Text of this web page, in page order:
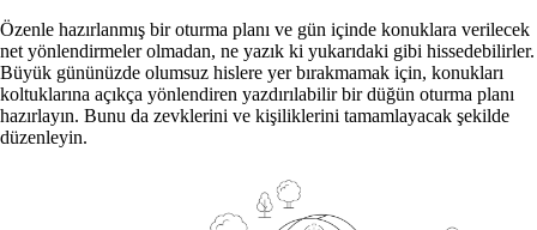
Özenle hazırlanmış bir oturma planı ve gün içinde konuklara verilecek
net yönlendirmeler olmadan, ne yazık ki yukarıdaki gibi hissedebilirler.
Büyük gününüzde olumsuz hislere yer bırakmamak için, konukları
koltuklarına açıkça yönlendiren yazdırılabilir bir düğün oturma planı
hazırlayın. Bunu da zevklerini ve kişiliklerini tamamlayacak şekilde
düzenleyin.